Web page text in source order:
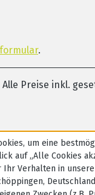
.
Alle Preise inkl.
um eine
auf „Alle Cookies
Verhalten in